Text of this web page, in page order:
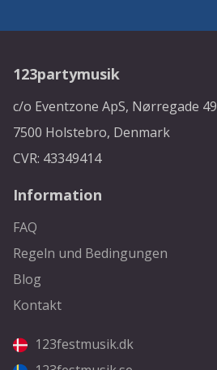
123partymusik
c/o Eventzone ApS, Nørregade 49
7500 Holstebro, Denmark
CVR: 43349414
Information
FAQ
Regeln und Bedingungen
Blog
Kontakt
123festmusik.dk